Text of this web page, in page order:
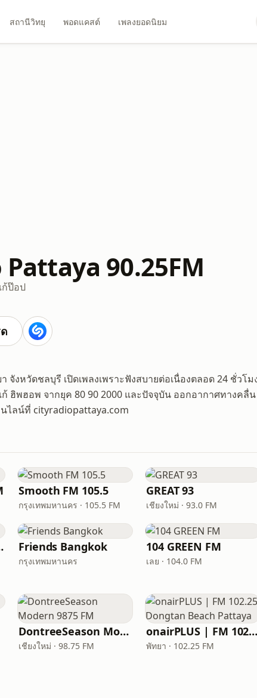
สถานีวิทยุ พอดแคสต์ เพลงยอดนิยม
90.25FM
ก้ป๊อป
งหวัดชลบุรี เปิดเพลงเพราะฟังสบายต่อเนื่องตลอด 24 ชั่วโม
ฮิพฮอพ จากยุค 80 90 2000 และปัจจุบัน ออกอากาศทางคลื่น
ไลน์ที่ cityradiopattaya.com
Smooth FM 105.5
กรุงเทพมหานคร · 105.5 FM
GREAT 93
เชียงใหม่ · 93.0 FM
fm Friends Bangkok
กรุงเทพมหานคร
104 GREEN FM
เลย · 104.0 FM
DontreeSeason Modern 9875 FM
เชียงใหม่ · 98.75 FM
onairPLUS | FM 102.25
พัทยา · 102.25 FM